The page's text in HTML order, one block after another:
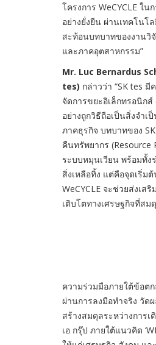
โครงการ WeCYCLE ใ
อย่างยั่งยืน ผ่านเทคโนโ
สะท้อนบทบาทของงานวิ
และภาคอุตสาหกรรม”
Mr. Luc Bernardus
tes) กล่าวว่า “SK tes
จัดการขยะอิเล็กทรอนิก
อย่างถูกวิธีถือเป็นสิ่งจำเ
ภาคธุรกิจ บทบาทของ
คืนทรัพยากร
ระบบหมุนเวียน พร้อมทั้
สิ่งเหลือทิ้ง แต่คือจุดเริ่ม
WeCYCLE จะช่วยส่งเ
เติบโตทางเศรษฐกิจที่สม
ความร่วมมือภายใต้ข้อต
ผ่านการลงมือทำจริง วัด
สร้างสมดุลระหว่างการ
เอ กรุ๊ป ภายใต้แนวคิด